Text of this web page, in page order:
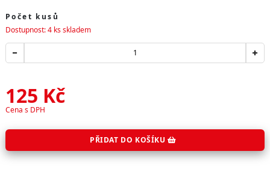
Počet kusů
Dostupnost: 4 ks skladem
PŘIDAT DO KOŠÍKU
125 Kč
Cena s DPH